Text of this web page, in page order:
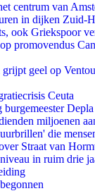
centrum van
in dijken Zuid-
ook Griekspoor
promovendus
geel op
Ceuta
miljoenen
die
Straat van
in ruim drie